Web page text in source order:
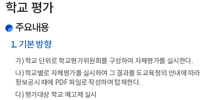
학교 평가
주요내용
1. 기본 방향
가) 학교 단위로 학교평가위원회를 구성하여 자체평가를 실시한다.
나) 학교별로 자체평가를 실시하여 그 결과를 도교육청의 안내에 따라
정보공시 때에 PDF 파일로 작성하여 탑재한다.
다) 평가대상 학교 예고제 실시